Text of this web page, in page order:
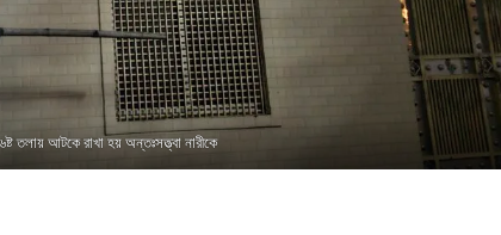
তলায় আটকে রাখা হয় অন্তঃসত্ত্বা নারীকে